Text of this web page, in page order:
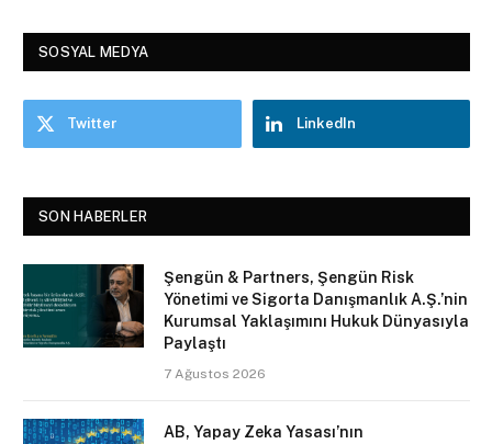
SOSYAL MEDYA
Twitter LinkedIn
SON HABERLER
Şengün & Partners, Şengün Risk
Yönetimi ve Sigorta Danışmanlık A.Ş.’nin
Kurumsal Yaklaşımını Hukuk Dünyasıyla
Paylaştı
7 Ağustos 2026
AB, Yapay Zeka Yasası’nın